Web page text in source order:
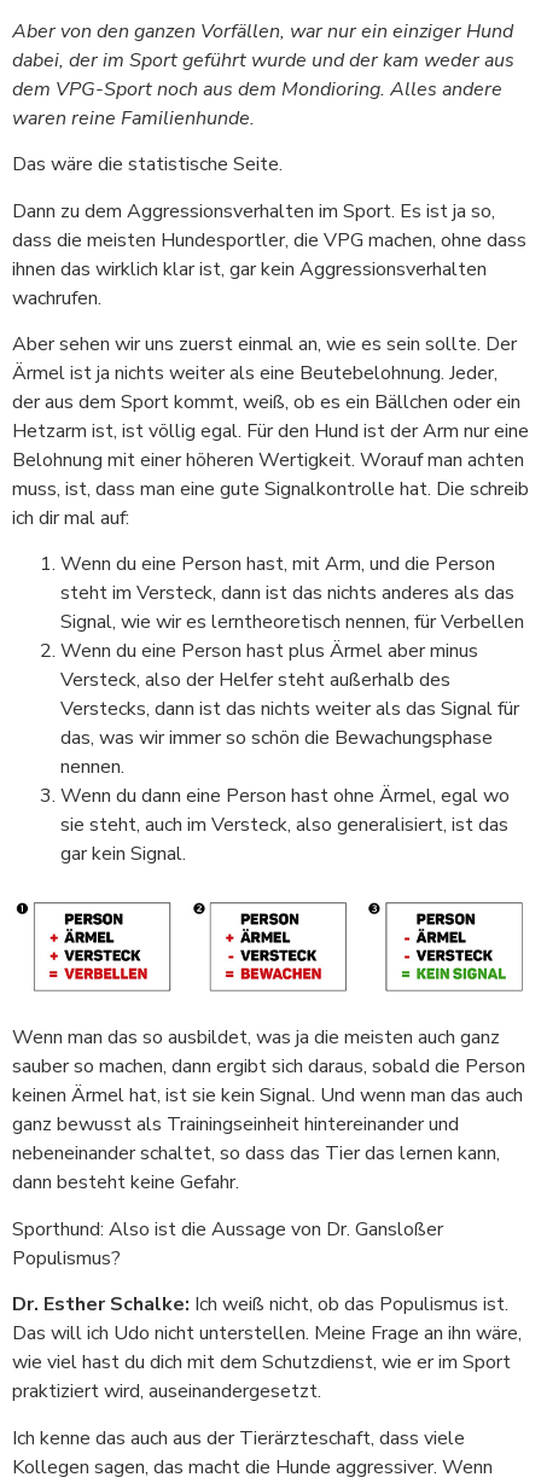
Aber von den ganzen Vorfällen, war nur ein einziger Hund
dabei, der im Sport geführt wurde und der kam weder aus
dem VPG-Sport noch aus dem Mondioring. Alles andere
waren reine Familienhunde.
Das wäre die statistische Seite.
Dann zu dem Aggressionsverhalten im Sport. Es ist ja so,
dass die meisten Hundesportler, die VPG machen, ohne dass
ihnen das wirklich klar ist, gar kein Aggressionsverhalten
wachrufen.
Aber sehen wir uns zuerst einmal an, wie es sein sollte. Der
Ärmel ist ja nichts weiter als eine Beutebelohnung. Jeder,
der aus dem Sport kommt, weiß, ob es ein Bällchen oder ein
Hetzarm ist, ist völlig egal. Für den Hund ist der Arm nur eine
Belohnung mit einer höheren Wertigkeit. Worauf man achten
muss, ist, dass man eine gute Signalkontrolle hat. Die schreib
ich dir mal auf:
Wenn du eine Person hast, mit Arm, und die Person
steht im Versteck, dann ist das nichts anderes als das
Signal, wie wir es lerntheoretisch nennen, für Verbellen
Wenn du eine Person hast plus Ärmel aber minus
Versteck, also der Helfer steht außerhalb des
Verstecks, dann ist das nichts weiter als das Signal für
das, was wir immer so schön die Bewachungsphase
nennen.
Wenn du dann eine Person hast ohne Ärmel, egal wo
sie steht, auch im Versteck, also generalisiert, ist das
gar kein Signal.
Wenn man das so ausbildet, was ja die meisten auch ganz
sauber so machen, dann ergibt sich daraus, sobald die Person
keinen Ärmel hat, ist sie kein Signal. Und wenn man das auch
ganz bewusst als Trainingseinheit hintereinander und
nebeneinander schaltet, so dass das Tier das lernen kann,
dann besteht keine Gefahr.
Sporthund: Also ist die Aussage von Dr. Gansloßer
Populismus?
Dr. Esther Schalke: Ich weiß nicht, ob das Populismus ist.
Das will ich Udo nicht unterstellen. Meine Frage an ihn wäre,
wie viel hast du dich mit dem Schutzdienst, wie er im Sport
praktiziert wird, auseinandergesetzt.
Ich kenne das auch aus der Tierärzteschaft, dass viele
Kollegen sagen, das macht die Hunde aggressiver. Wenn